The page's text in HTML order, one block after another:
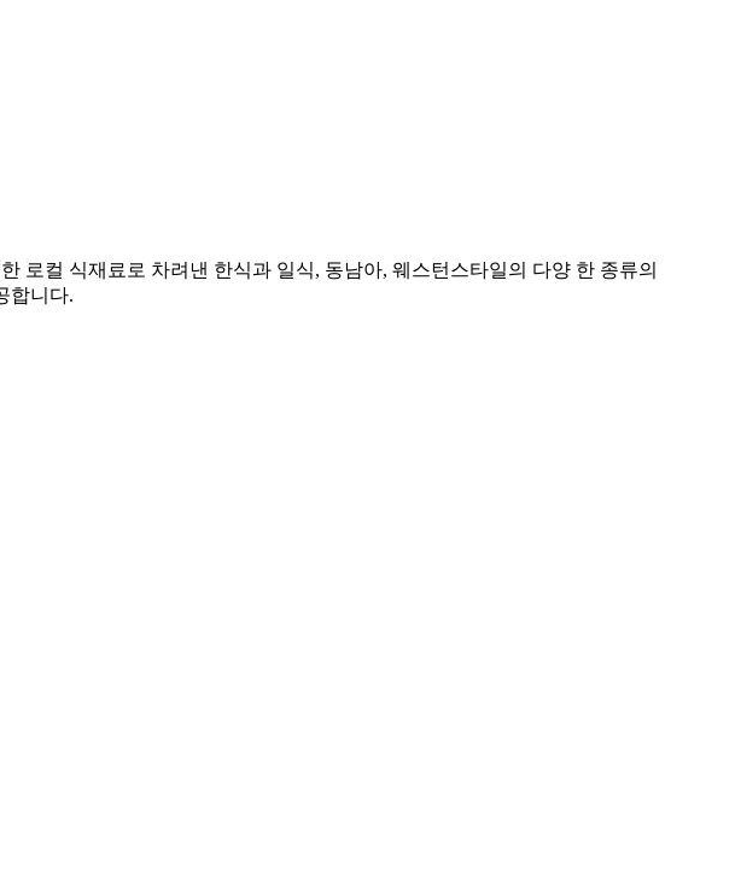
로컬 식재료로 차려낸 한식과 일식, 동남아, 웨스턴스타일의 다양 한 종류의
합니다.